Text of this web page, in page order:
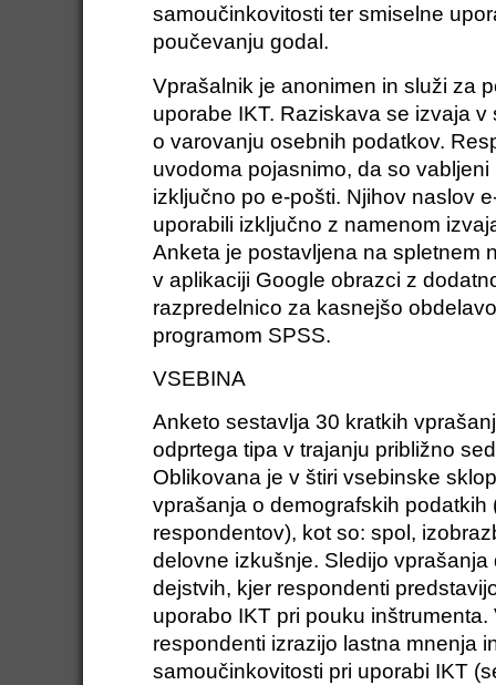
samoučinkovitosti ter smiselne
poučevanju godal.
Vprašalnik je anonimen in služi za
uporabe IKT. Raziskava se izvaja
o varovanju osebnih podatkov.
uvodoma pojasnimo, da so
izključno po e-pošti. Njihov naslov
uporabili izključno z namenom
Anketa je postavljena na spletnem
v aplikaciji Google obrazci z
razpredelnico za kasnejšo
programom SPSS.
VSEBINA
Anketo sestavlja 30 kratkih
odprtega tipa v trajanju približno
Oblikovana je v štiri vsebinske
vprašanja o demografskih podatkih
respondentov), kot so: spol,
delovne izkušnje. Sledijo
dejstvih, kjer respondenti
uporabo IKT pri pouku inštrumenta.
respondenti izrazijo lastna mnenja
samoučinkovitosti pri uporabi IKT